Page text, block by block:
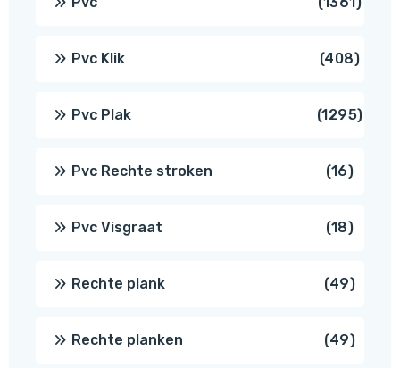
Pvc Klik 408408
Pvc Plak 12951295
Pvc Rechte stroken 1616
Pvc Visgraat 1818
Rechte plank 4949
Rechte planken 4949